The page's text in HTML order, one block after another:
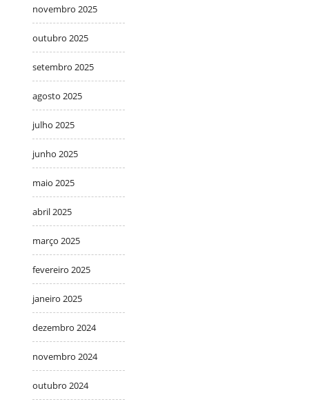
novembro 2025
outubro 2025
setembro 2025
agosto 2025
julho 2025
junho 2025
maio 2025
abril 2025
março 2025
fevereiro 2025
janeiro 2025
dezembro 2024
novembro 2024
outubro 2024